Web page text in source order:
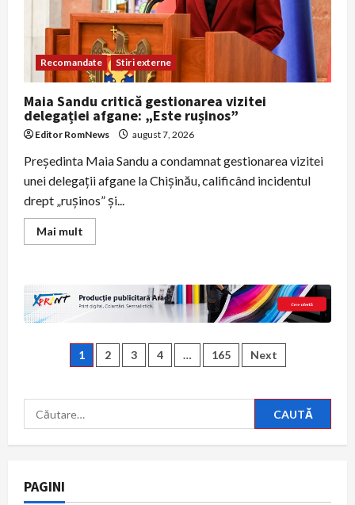
limitează
anumite
drepturi
de
cetățenie
Recomandate Stiri externe
Maia Sandu critică gestionarea vizitei
delegației afgane: „Este rușinos”
Editor RomNews august 7, 2026
Președinta Maia Sandu a condamnat gestionarea vizitei
unei delegații afgane la Chișinău, calificând incidentul
drept „rușinos” și...
Mai mult
more
gestionarea
vizitei
„Este
rușinos”
Paginație
articole
1 2 3 4 … 165 Next
Caută
după:
PAGINI